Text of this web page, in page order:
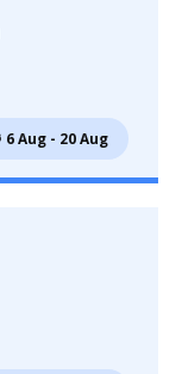
6 Aug - 20 Aug